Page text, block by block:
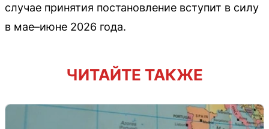
случае принятия постановление вступит в силу
в мае–июне 2026 года.
ЧИТАЙТЕ ТАКЖЕ